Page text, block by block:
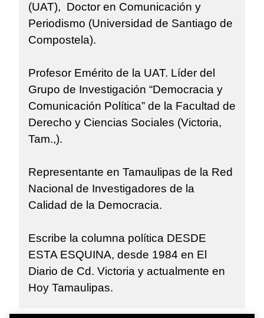
(UAT), Doctor en Comunicación y
Periodismo (Universidad de Santiago de
Compostela).
Profesor Emérito de la UAT. Líder del
Grupo de Investigación “Democracia y
Comunicación Política” de la Facultad de
Derecho y Ciencias Sociales (Victoria,
Tam.,).
Representante en Tamaulipas de la Red
Nacional de Investigadores de la
Calidad de la Democracia.
Escribe la columna política DESDE
ESTA ESQUINA, desde 1984 en El
Diario de Cd. Victoria y actualmente en
Hoy Tamaulipas.